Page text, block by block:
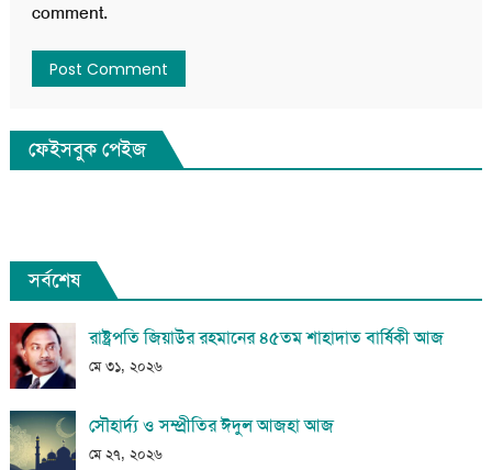
comment.
ফেইসবুক পেইজ
সর্বশেষ
রাষ্ট্রপতি জিয়াউর রহমানের ৪৫তম শাহাদাত বার্ষিকী আজ
মে ৩১, ২০২৬
সৌহার্দ্য ও সম্প্রীতির ঈদুল আজহা আজ
মে ২৭, ২০২৬